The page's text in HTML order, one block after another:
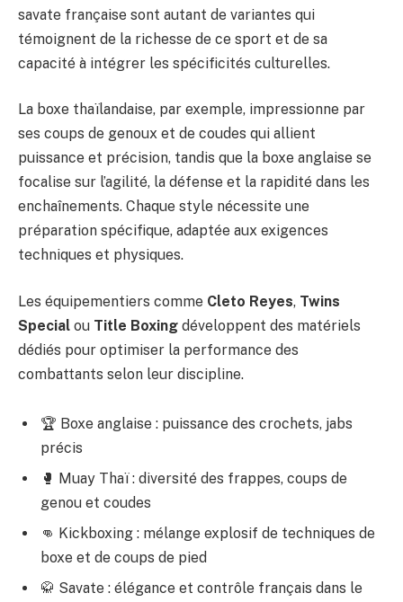
savate française sont autant de variantes qui
témoignent de la richesse de ce sport et de sa
capacité à intégrer les spécificités culturelles.
La boxe thaïlandaise, par exemple, impressionne par
ses coups de genoux et de coudes qui allient
puissance et précision, tandis que la boxe anglaise se
focalise sur l’agilité, la défense et la rapidité dans les
enchaînements. Chaque style nécessite une
préparation spécifique, adaptée aux exigences
techniques et physiques.
Les équipementiers comme Cleto Reyes, Twins
Special ou Title Boxing développent des matériels
dédiés pour optimiser la performance des
combattants selon leur discipline.
🏆 Boxe anglaise : puissance des crochets, jabs
précis
🥊 Muay Thaï : diversité des frappes, coups de
genou et coudes
👊 Kickboxing : mélange explosif de techniques de
boxe et de coups de pied
🥋 Savate : élégance et contrôle français dans le